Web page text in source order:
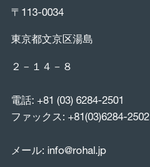
〒113-0034
東京都文京区湯島
２－１４－８
電話: +81 (03) 6284-2501
ファックス: +81(03)6284-2502
メール: info@rohal.jp